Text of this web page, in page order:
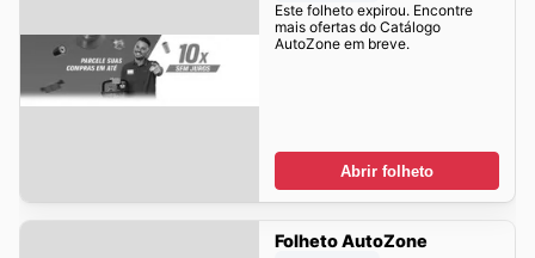
Este folheto expirou. Encontre
mais ofertas do Catálogo
AutoZone em breve.
Abrir folheto
Folheto AutoZone